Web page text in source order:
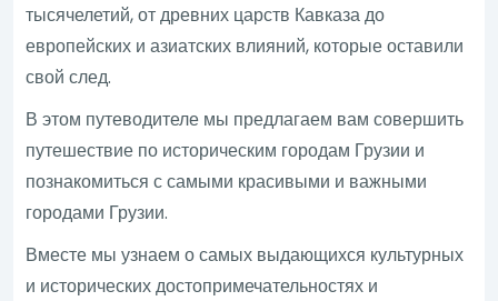
тысячелетий, от древних царств Кавказа до
европейских и азиатских влияний, которые оставили
свой след.
В этом путеводителе мы предлагаем вам совершить
путешествие по историческим городам Грузии и
познакомиться с самыми красивыми и важными
городами Грузии.
Вместе мы узнаем о самых выдающихся культурных
и исторических достопримечательностях и